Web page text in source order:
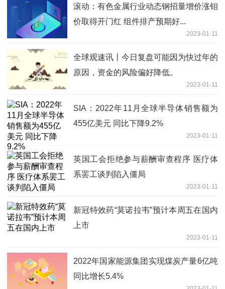
滚动：有色金属行业动态钢招量增价涨钼
价取得开门红 组件排产预期好...
2023-01-11
全球观速讯丨今日复盘可能因为快过年的
原因，资金的风险偏好降低。
2023-01-11
SIA：2022年11月全球半导体销售额为
455亿美元 同比下降9.2%
2023-01-11
英国工会拒绝参与薪酬审查程序 医疗体
系罢工谈判陷入僵局
2023-01-11
新冠特效药“莫诺拉韦”预计本周五在国内
上市
2023-01-11
2022年国家能源集团实现煤炭产量6亿吨
同比增长5.4%